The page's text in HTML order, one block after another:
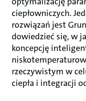
ciepłowniczych.
rozwiązań jest
dowiedzieć się, w
koncepcję
rzeczywistym w
ciepła i integracji